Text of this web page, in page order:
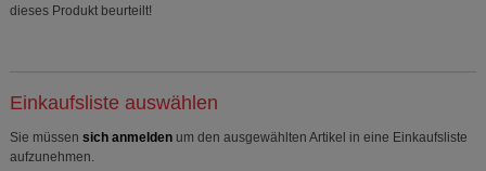
dieses Produkt beurteilt!
Einkaufsliste auswählen
Sie müssen sich anmelden um den ausgewählten Artikel in eine Einkaufsliste
aufzunehmen.